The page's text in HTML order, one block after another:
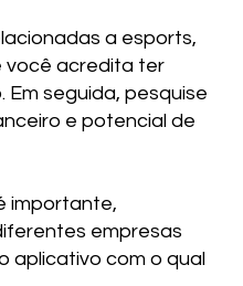
a esports,
você acredita ter
seguida, pesquise
e potencial de
importante,
empresas
aplicativo com o qual